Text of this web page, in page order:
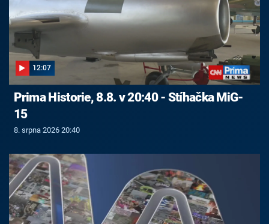
12:07
Prima Historie, 8.8. v 20:40 - Stíhačka MiG-
15
8. srpna 2026 20:40